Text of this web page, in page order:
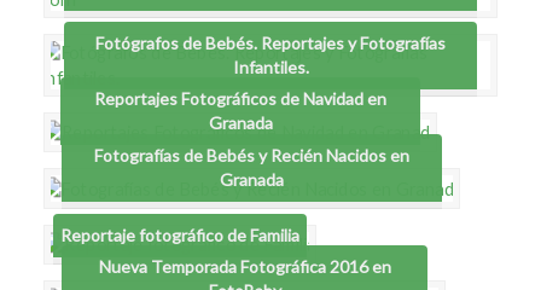
Fotógrafos de Bebés. Reportajes y Fotografías
Infantiles.
Reportajes Fotográficos de Navidad en
Granada
Fotografías de Bebés y Recién Nacidos en
Granada
Reportaje fotográfico de Familia
Nueva Temporada Fotográfica 2016 en